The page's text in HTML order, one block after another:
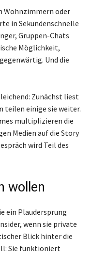
Wohnzimmern oder
in Sekundenschnelle
Gruppen-Chats
Möglichkeit,
Und die
Zunächst liest
teilen einige sie weiter.
multiplizieren die
Medien auf die Story
wird Teil des
wollen
ein Plaudersprung
wenn sie private
Blick hinter die
Sie funktioniert